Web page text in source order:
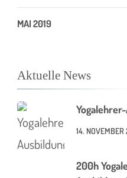
MAI 2019
Aktuelle News
14.
200h